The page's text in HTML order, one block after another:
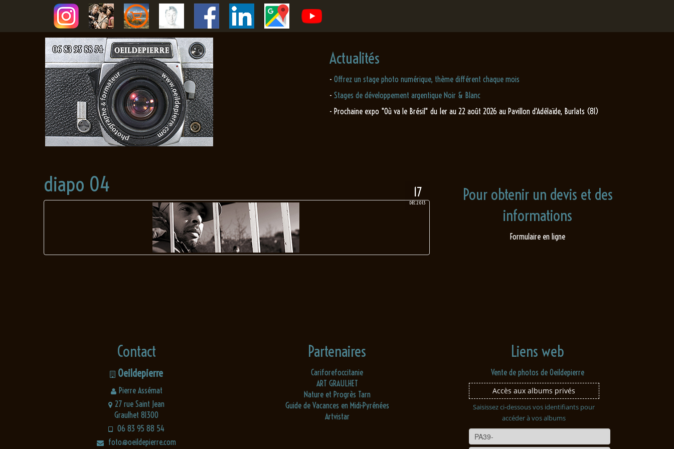
Actualités
- Offrez un stage photo numérique, thème différent chaque mois
- Stages de développement argentique Noir & Blanc
- Prochaine expo "Où va le Brésil" du 1er au 22 août 2026 au Pavillon d'Adélaïde, Burlats (81)
17
DÉC 2013
diapo 04
Pour obtenir un devis et des
informations
Formulaire en ligne
Contact
Oeildepierre
Pierre Assémat
27 rue Saint Jean
Graulhet 81300
06 83 95 88 54
foto@oeildepierre.com
Partenaires
Cariforefoccitanie
ART GRAULHET
Nature et Progrès Tarn
Guide de Vacances en Midi-Pyrénées
Artvistar
Liens web
Vente de photos de Oeildepierre
Accès aux albums privés
Saisissez ci-dessous vos identifiants pour
accéder à vos albums